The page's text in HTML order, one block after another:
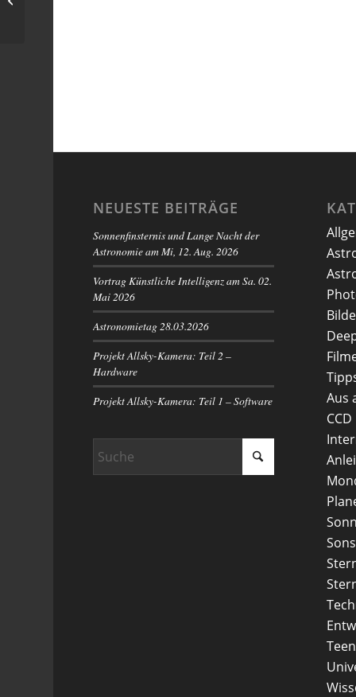
NEUESTE BEITRÄGE
Sonnenfinsternis und Lange Nacht der
Astronomie am Mi, 12. Aug. 2026
Vortrag Künstliche Intelligenz am Sa. 02.
Mai 2026
Astronomietag 28.03.2026
Projekt Allsky-Kamera: Teil 2 –
Hardware
Projekt Allsky-Kamera: Teil 1 – Software
Aus
CCD